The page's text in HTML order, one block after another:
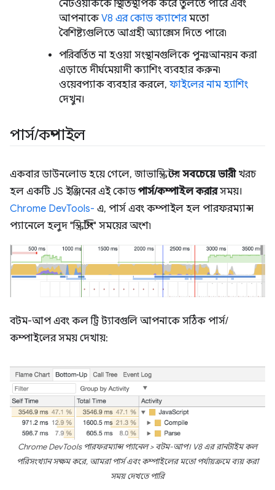
নেটওয়ার্ককে স্থিতিস্থাপক করে তুলতে পারে এবং
আপনাকেV8 এর কোড ক্যাশেরমতো
বৈশিষ্ট্যগুলিতে আগ্রহী অ্যাক্সেস দিতে পারে৷
পরিবর্তিত না হওয়া সংস্থানগুলিকে পুনঃআনয়ন করা
এড়াতে দীর্ঘমেয়াদী ক্যাশিং ব্যবহার করুন৷
ওয়েবপ্যাক ব্যবহার করলে, ফাইলের নাম হ্যাশিং
দেখুন।
পার্স/কম্পাইল
একবার ডাউনলোড হয়ে গেলে, জাভাস্ক্রিপ্টেরসবচেয়ে ভারীখরচ
হল একটি JS ইঞ্জিনের এই কোডপার্স/কম্পাইল করারসময়।
Chrome DevTools- এ, পার্স এবং কম্পাইল হল পারফরম্যান্স
প্যানেলে হলুদ "স্ক্রিপ্টিং" সময়ের অংশ৷
বটম-আপ এবং কল ট্রি ট্যাবগুলি আপনাকে সঠিক পার্স/
কম্পাইলের সময় দেখায়:
Chrome DevTools পারফরম্যান্স প্যানেল > বটম-আপ। V8 এর রানটাইম কল
পরিসংখ্যান সক্ষম করে, আমরা পার্স এবং কম্পাইলের মতো পর্যায়ক্রমে ব্যয় করা
সময় দেখতে পারি